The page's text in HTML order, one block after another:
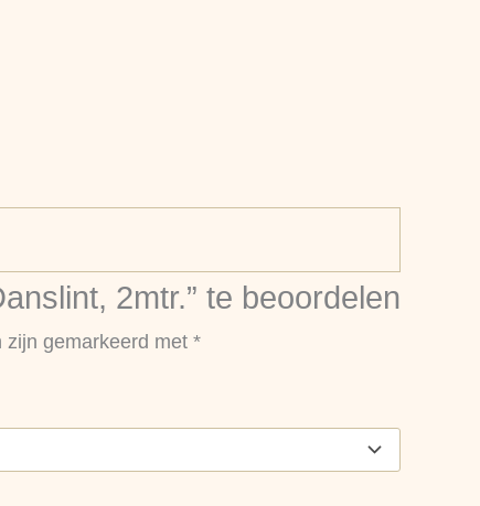
2mtr.” te beoordelen
zijn gemarkeerd met *